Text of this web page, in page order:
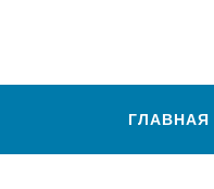
ГЛАВНАЯ